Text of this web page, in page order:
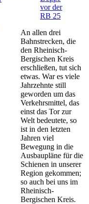
An allen drei
Bahnstrecken, die
den Rheinisch-
Bergischen Kreis
erschließen, tut sich
etwas. War es viele
Jahrzehnte still
geworden um das
Verkehrsmittel, das
einst das Tor zur
Welt bedeutete, so
ist in den letzten
Jahren viel
Bewegung in die
Ausbaupläne für die
Schienen in unserer
Region gekommen;
so auch bei uns im
Rheinisch-
Bergischen Kreis.